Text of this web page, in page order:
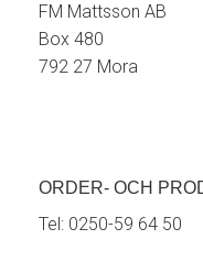
FM Mattsson AB
Box 480
792 27 Mora
ORDER- OCH
Tel: 0250-59 64 50